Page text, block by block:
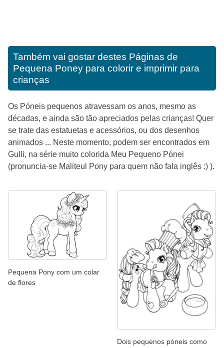
Também vai gostar destes Páginas de
Pequena Poney para colorir e imprimir para
crianças
Os Póneis pequenos atravessam os anos, mesmo as
décadas, e ainda são tão apreciados pelas crianças! Quer
se trate das estatuetas e acessórios, ou dos desenhos
animados ... Neste momento, podem ser encontrados em
Gulli, na série muito colorida Meu Pequeno Pónei
(pronuncia-se Maliteul Pony para quem não fala inglês :) ).
Pequena Pony com um colar
de flores
Dois pequenos póneis como